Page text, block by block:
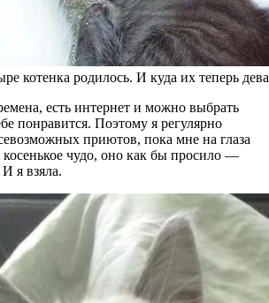
котенка родилось. И куда их теперь
есть интернет и можно выбрать
понравится. Поэтому я регулярно
приютов, пока мне на глаза
косенькое чудо, оно как бы просило —
я взяла.